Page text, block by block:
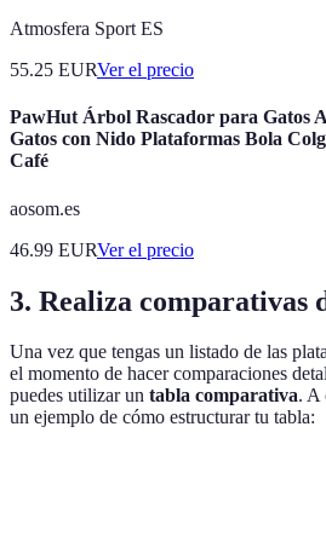
Atmosfera Sport ES
55.25 EURVer el precio
PawHut Árbol Rascador para Gatos
Gatos con Nido Plataformas Bola
Café
aosom.es
46.99 EURVer el precio
3. Realiza comparativas
Una vez que tengas un listado de las
el momento de hacer comparaciones
puedes utilizar un tabla comparativa. A
un ejemplo de cómo estructurar tu tabla: